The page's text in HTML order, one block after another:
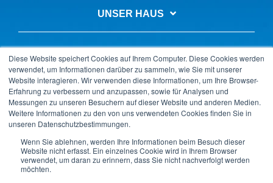
Diese Website speichert Cookies auf Ihrem Computer. Diese Cookies werden
verwendet, um Informationen darüber zu sammeln, wie Sie mit unserer
Website interagieren. Wir verwenden diese Informationen, um Ihre Browser-
Erfahrung zu verbessern und anzupassen, sowie für Analysen und
Messungen zu unseren Besuchern auf dieser Website und anderen Medien.
Weitere Informationen zu den von uns verwendeten Cookies finden Sie in
unseren Datenschutzbestimmungen.
Wenn Sie ablehnen, werden Ihre Informationen beim Besuch dieser
Website nicht erfasst. Ein einzelnes Cookie wird in Ihrem Browser
verwendet, um daran zu erinnern, dass Sie nicht nachverfolgt werden
möchten.
UNSER HAUS
AUSBILDUNG & KARRIERE
Impressum
Kontakt & Anfahrt
Barrierefreiheitserklärung
Copyright © 2025 Krankenhaus GmbH Landkreis Weilheim-